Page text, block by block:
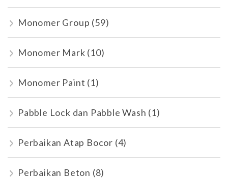
Monomer Group (59)
Monomer Mark (10)
Monomer Paint (1)
Pabble Lock dan Pabble Wash (1)
Perbaikan Atap Bocor (4)
Perbaikan Beton (8)